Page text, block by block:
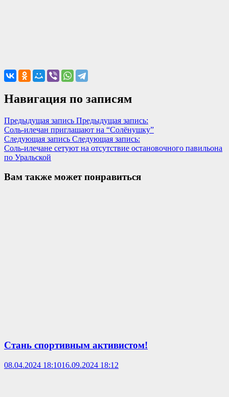
Навигация по записям
Предыдущая запись Предыдущая запись:
Соль-илечан приглашают на “Солёнушку”
Следующая запись Следующая запись:
Соль-илечане сетуют на отсутствие остановочного павильона
по Уральской
Вам также может понравиться
Стань спортивным активистом!
08.04.2024 18:1016.09.2024 18:12